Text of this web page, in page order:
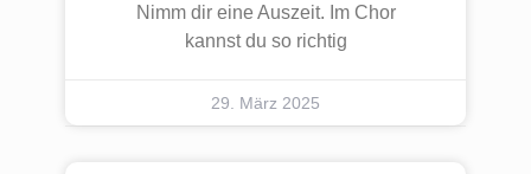
Nimm dir eine Auszeit. Im Chor
kannst du so richtig
29. März 2025